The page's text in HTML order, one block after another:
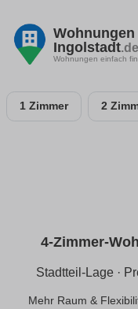
Wohnungen
Ingolstadt.de
Wohnungen einfach
1 Zimmer 2
4-Zimmer-
Stadtteil-Lage ·
Mehr Raum &